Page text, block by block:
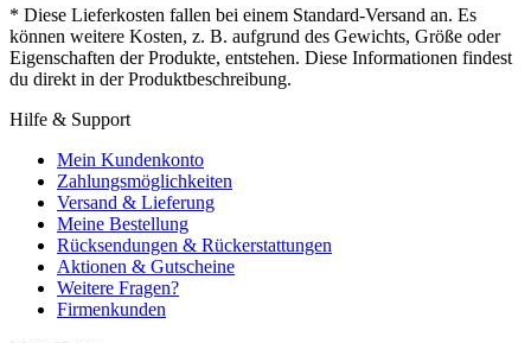
* Diese Lieferkosten fallen bei einem Standard-Versand an. Es
können weitere Kosten, z. B. aufgrund des Gewichts, Größe oder
Eigenschaften der Produkte, entstehen. Diese Informationen findest
du direkt in der Produktbeschreibung.
Hilfe & Support
Mein Kundenkonto
Zahlungsmöglichkeiten
Versand & Lieferung
Meine Bestellung
Rücksendungen & Rückerstattungen
Aktionen & Gutscheine
Weitere Fragen?
Firmenkunden